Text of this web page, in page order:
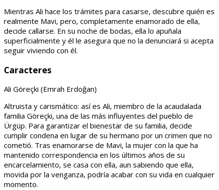
Mientras Ali hace los trámites para casarse, descubre quién es
realmente Mavi, pero, completamente enamorado de ella,
decide callarse. En su noche de bodas, ella lo apuñala
superficialmente y él le asegura que no la denunciará si acepta
seguir viviendo con él.
Caracteres
Ali Göreçki (Emrah Erdoğan)
Altruista y carismático: así es Ali, miembro de la acaudalada
familia Göreçki, una de las más influyentes del pueblo de
Ürgüp. Para garantizar el bienestar de su familia, decide
cumplir condena en lugar de su hermano por un crimen que no
cometió. Tras enamorarse de Mavi, la mujer con la que ha
mantenido correspondencia en los últimos años de su
encarcelamiento, se casa con ella, aun sabiendo que ella,
movida por la venganza, podría acabar con su vida en cualquier
momento.